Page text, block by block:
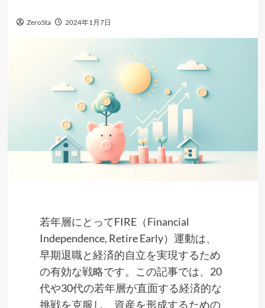
ZeroSta 2024年1月7日
若年層にとってFIRE（Financial
Independence, Retire Early）運動は、
早期退職と経済的自立を実現するため
の有効な戦略です。この記事では、20
代や30代の若年層が直面する経済的な
挑戦を克服し、資産を形成するための